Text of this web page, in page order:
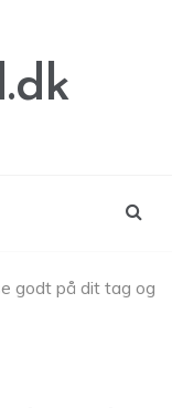
godt på dit tag og